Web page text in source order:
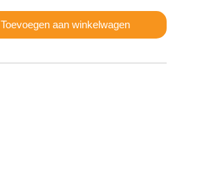
Toevoegen aan winkelwagen